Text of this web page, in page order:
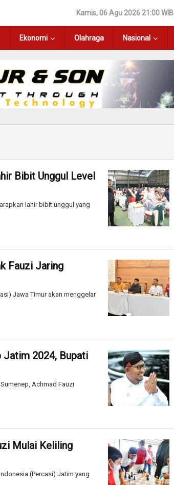
Kamis, 06 Agu 2026 21:00 WIB
Ekonomi Olahraga Nasional
Bibit Unggul Level
lahir bibit unggul yang
Fauzi Jaring
Jawa Timur akan menggelar
Jatim 2024, Bupati
Achmad Fauzi
Mulai Keliling
(Percasi) Jatim yang